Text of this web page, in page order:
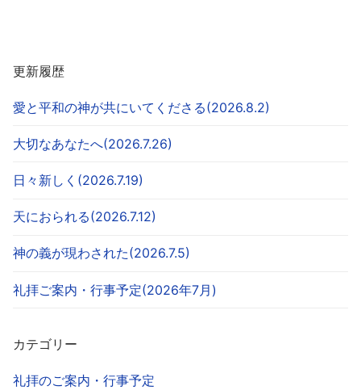
更新履歴
愛と平和の神が共にいてくださる(2026.8.2)
大切なあなたへ(2026.7.26)
日々新しく(2026.7.19)
天におられる(2026.7.12)
神の義が現わされた(2026.7.5)
礼拝ご案内・行事予定(2026年7月)
カテゴリー
礼拝のご案内・行事予定